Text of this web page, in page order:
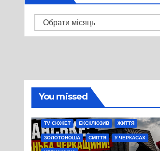
Архів
You missed
TV СЮЖЕТ ЕКСКЛЮЗИВ ЖИТТЯ
ЗОЛОТОНОША СМІТТЯ У ЧЕРКАСАХ